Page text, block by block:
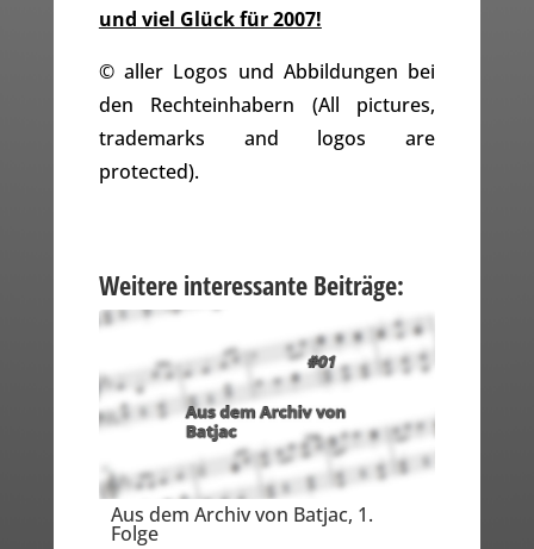
und viel Glück für 2007!
© aller Logos und Abbildungen bei
den Rechteinhabern (All pictures,
trademarks and logos are
protected).
Weitere interessante Beiträge:
Aus dem Archiv von Batjac, 1.
Folge